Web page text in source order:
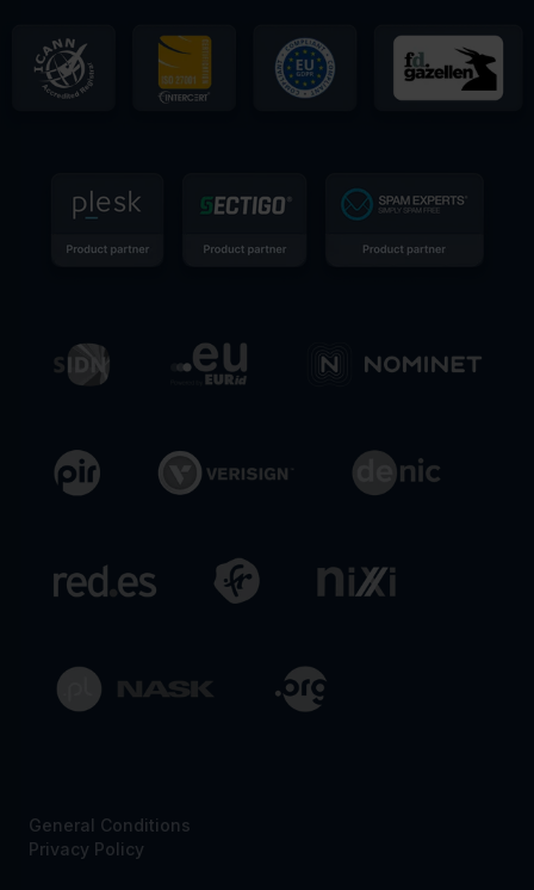
General Conditions
Privacy Policy